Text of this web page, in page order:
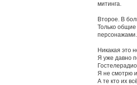
митинга.
Второе. В
Только
персонажами.
Никакая это
Я уже давно
Я не смотрю
А те кто их